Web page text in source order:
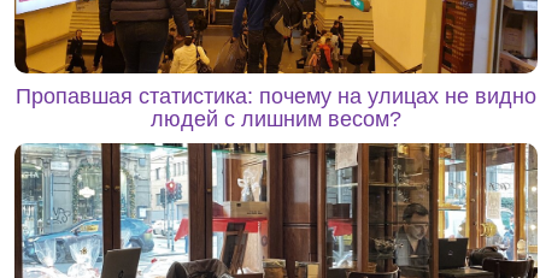
Пропавшая статистика: почему на улицах не видно
людей с лишним весом?